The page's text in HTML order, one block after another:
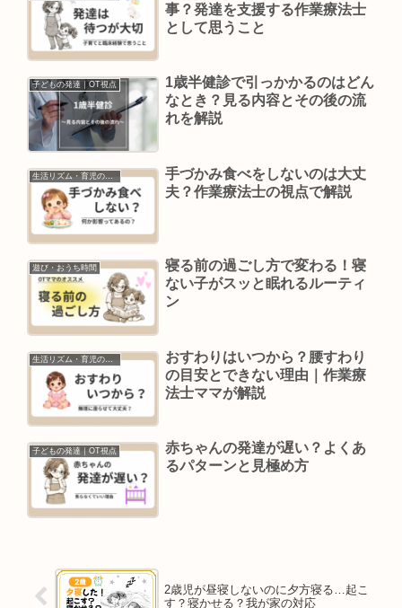
事？発達を支援する作業療法士
として思うこと
子どもの発達｜OT視点
1歳半健診で引っかかるのはどん
なとき？見る内容とその後の流
れを解説
生活リズム・育児の悩み
手づかみ食べをしないのは大丈
夫？作業療法士の視点で解説
遊び・おうち時間
寝る前の過ごし方で変わる！寝
ない子がスッと眠れるルーティ
ン
おすわりはいつから？腰すわり
の目安とできない理由｜作業療
法士ママが解説
子どもの発達｜OT視点
赤ちゃんの発達が遅い？よくあ
るパターンと見極め方
2歳児が昼寝しないのに夕方寝る…起こ
す？寝かせる？我が家の対応